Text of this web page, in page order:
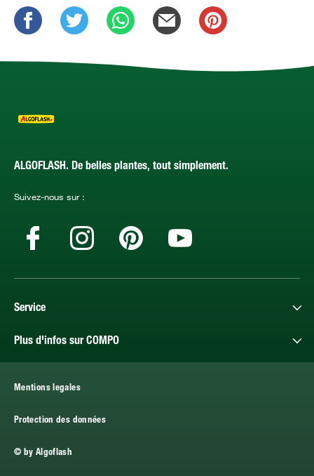
ALGOFLASH. De belles plantes, tout simplement.
Suivez-nous sur :
Service
Plus d'infos sur COMPO
Mentions legales
Protection des données
© by Algoflash